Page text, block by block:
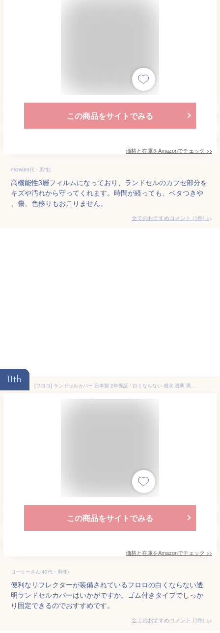
この商品をサイトでみる
価格と在庫をAmazonでチェック >>
nkzw(60代・男性)
高機能性3層フィルムになっており、ランドセルのカブセ部分を
キズや汚れから守ってくれます。時間が経っても、ベタつきや
、傷、色移りもおこりません。
全てのおすすめコメント (1件) >
11th
[フロロ] ランドセルカバー 日本製 2年保証 / 白くならない 撥水 透明 男の子 女の子 小学生/ブルー
この商品をサイトでみる
価格と在庫をAmazonでチェック >>
コーヒーさん(40代・男性)
便利なリフレクターが装備されているフロロの白くならない透
明ランドセルカバーはいかがですか。ゴム付きタイプでしっか
り固定できるのでおすすめです。
全てのおすすめコメント (1件) >